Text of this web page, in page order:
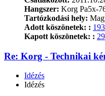
Hangszer: Korg Pa5x-
Tartózkodási hely:
Adott köszönetek: :
Kapott köszönetek: :
Re: Korg - Technikai
Idézés
Idézés